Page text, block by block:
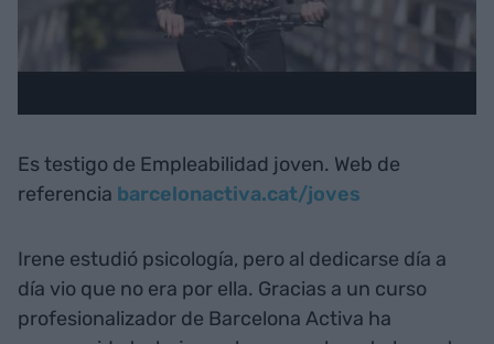
Es testigo de Empleabilidad joven. Web de
referencia barcelonactiva.cat/joves
Irene estudió psicología, pero al dedicarse día a
día vio que no era por ella. Gracias a un curso
profesionalizador de Barcelona Activa ha